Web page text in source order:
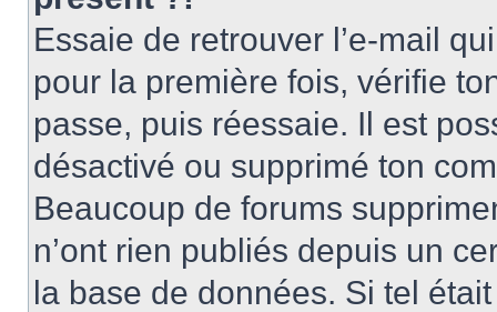
Essaie de retrouver l’e-mail
pour la première fois, vérifie
passe, puis réessaie. Il est
désactivé ou supprimé ton
Beaucoup de forums
n’ont rien publiés depuis un
la base de données. Si tel